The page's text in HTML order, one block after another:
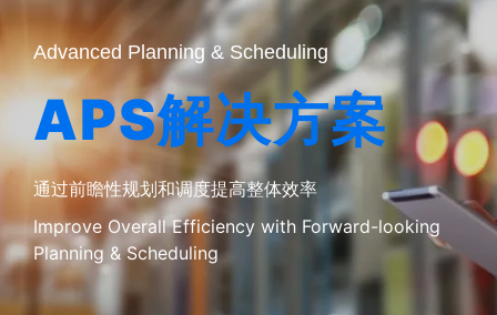
Advanced Planning & Scheduling
APS解决方案
通过前瞻性规划和调度提高整体效率
Improve Overall Efficiency with Forward-looking
Planning & Scheduling